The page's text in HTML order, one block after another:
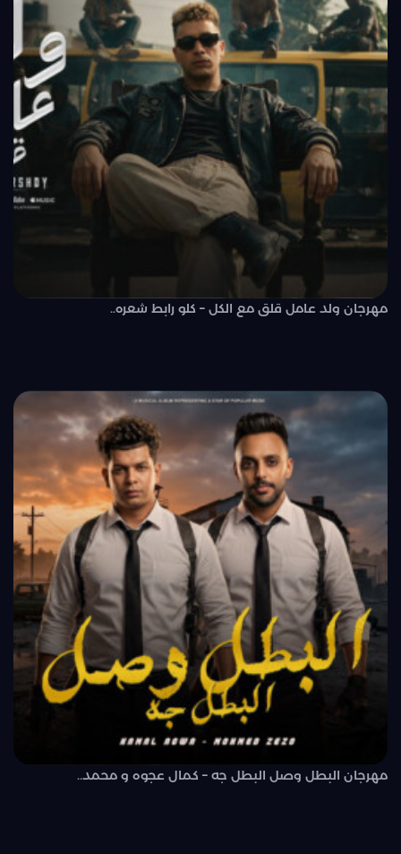
مهرجان ولد عامل قلق مع الكل – كلو رابط شعره..
مهرجان البطل وصل البطل جه – كمال عجوه و محمد..